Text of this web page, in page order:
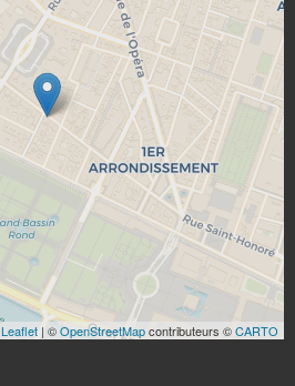
Leaflet | ©OpenStreetMapcontributeurs ©CARTO